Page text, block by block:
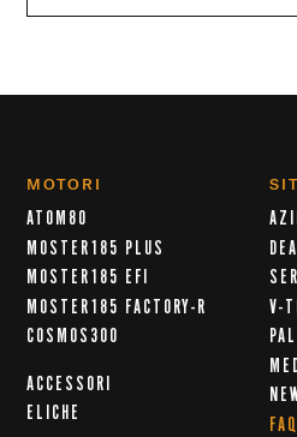
MOTORI
ATOM80
MOSTER185 PLUS
MOSTER185 EFI
MOSTER185 FACTORY-R
COSMOS300
ACCESSORI
ELICHE
V-
FAQ